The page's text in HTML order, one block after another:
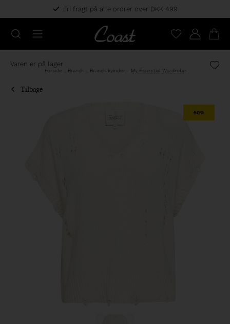
Fri fragt på alle ordrer over DKK 499
Varen er på lager
Forside - Brands - Brands kvinder - My Essential Wardrobe
Tilbage
50%